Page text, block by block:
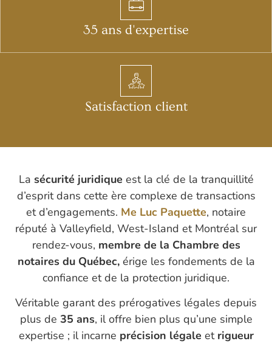
35 ans d'expertise
Satisfaction client
La sécurité juridique est la clé de la tranquillité
d’esprit dans cette ère complexe de transactions
et d’engagements. Me Luc Paquette, notaire
réputé à Valleyfield, West-Island et Montréal sur
rendez-vous, membre de la Chambre des
notaires du Québec, érige les fondements de la
confiance et de la protection juridique.
Véritable garant des prérogatives légales depuis
plus de 35 ans, il offre bien plus qu’une simple
expertise ; il incarne précision légale et rigueur